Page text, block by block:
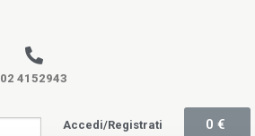
02 4152943
Accedi/Registrati 0 €